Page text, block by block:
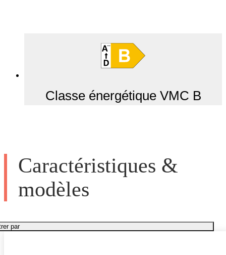
Classe énergétique VMC B
Caractéristiques &
modèles
par